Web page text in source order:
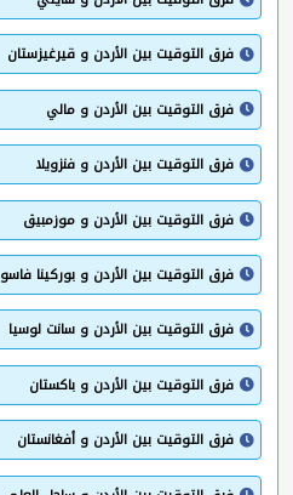
فرق التوقيت بين الأردن و قيرغيزستان
فرق التوقيت بين الأردن و مالي
فرق التوقيت بين الأردن و فنزويلا
فرق التوقيت بين الأردن و موزمبيق
فرق التوقيت بين الأردن و بوركينا فاسو
فرق التوقيت بين الأردن و سانت لوسيا
فرق التوقيت بين الأردن و باكستان
فرق التوقيت بين الأردن و أفغانستان